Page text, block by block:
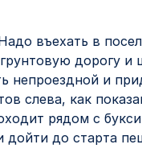
въехать в
дорогу
непроездной и
слева, как
рядом с
дойти до старта